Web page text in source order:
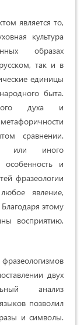
является то,
культура
образах
так и в
единицы
быта.
духа и
сравнении.
или иного
особенность и
фразеологии
явление,
этому
восприятию,
двух
анализ
позволил
и символы.